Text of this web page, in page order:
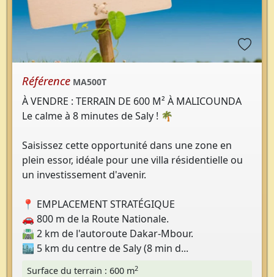
Référence MA500T
À VENDRE : TERRAIN DE 600 M² À MALICOUNDA
Le calme à 8 minutes de Saly ! 🌴
Saisissez cette opportunité dans une zone en
plein essor, idéale pour une villa résidentielle ou
un investissement d'avenir.
📍 EMPLACEMENT STRATÉGIQUE
🚗 800 m de la Route Nationale.
🛣️ 2 km de l'autoroute Dakar-Mbour.
🏙️ 5 km du centre de Saly (8 min d...
Surface du terrain : 600 m2